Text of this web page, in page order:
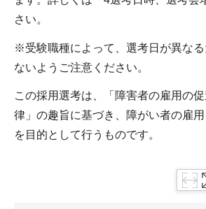
さい。
※受験職種によって、選考日が異な
ないようご注意ください。
この採用選考は、「障害者の雇用の
律」の趣旨に基づき、障がい者の雇
を目的として行うものです。